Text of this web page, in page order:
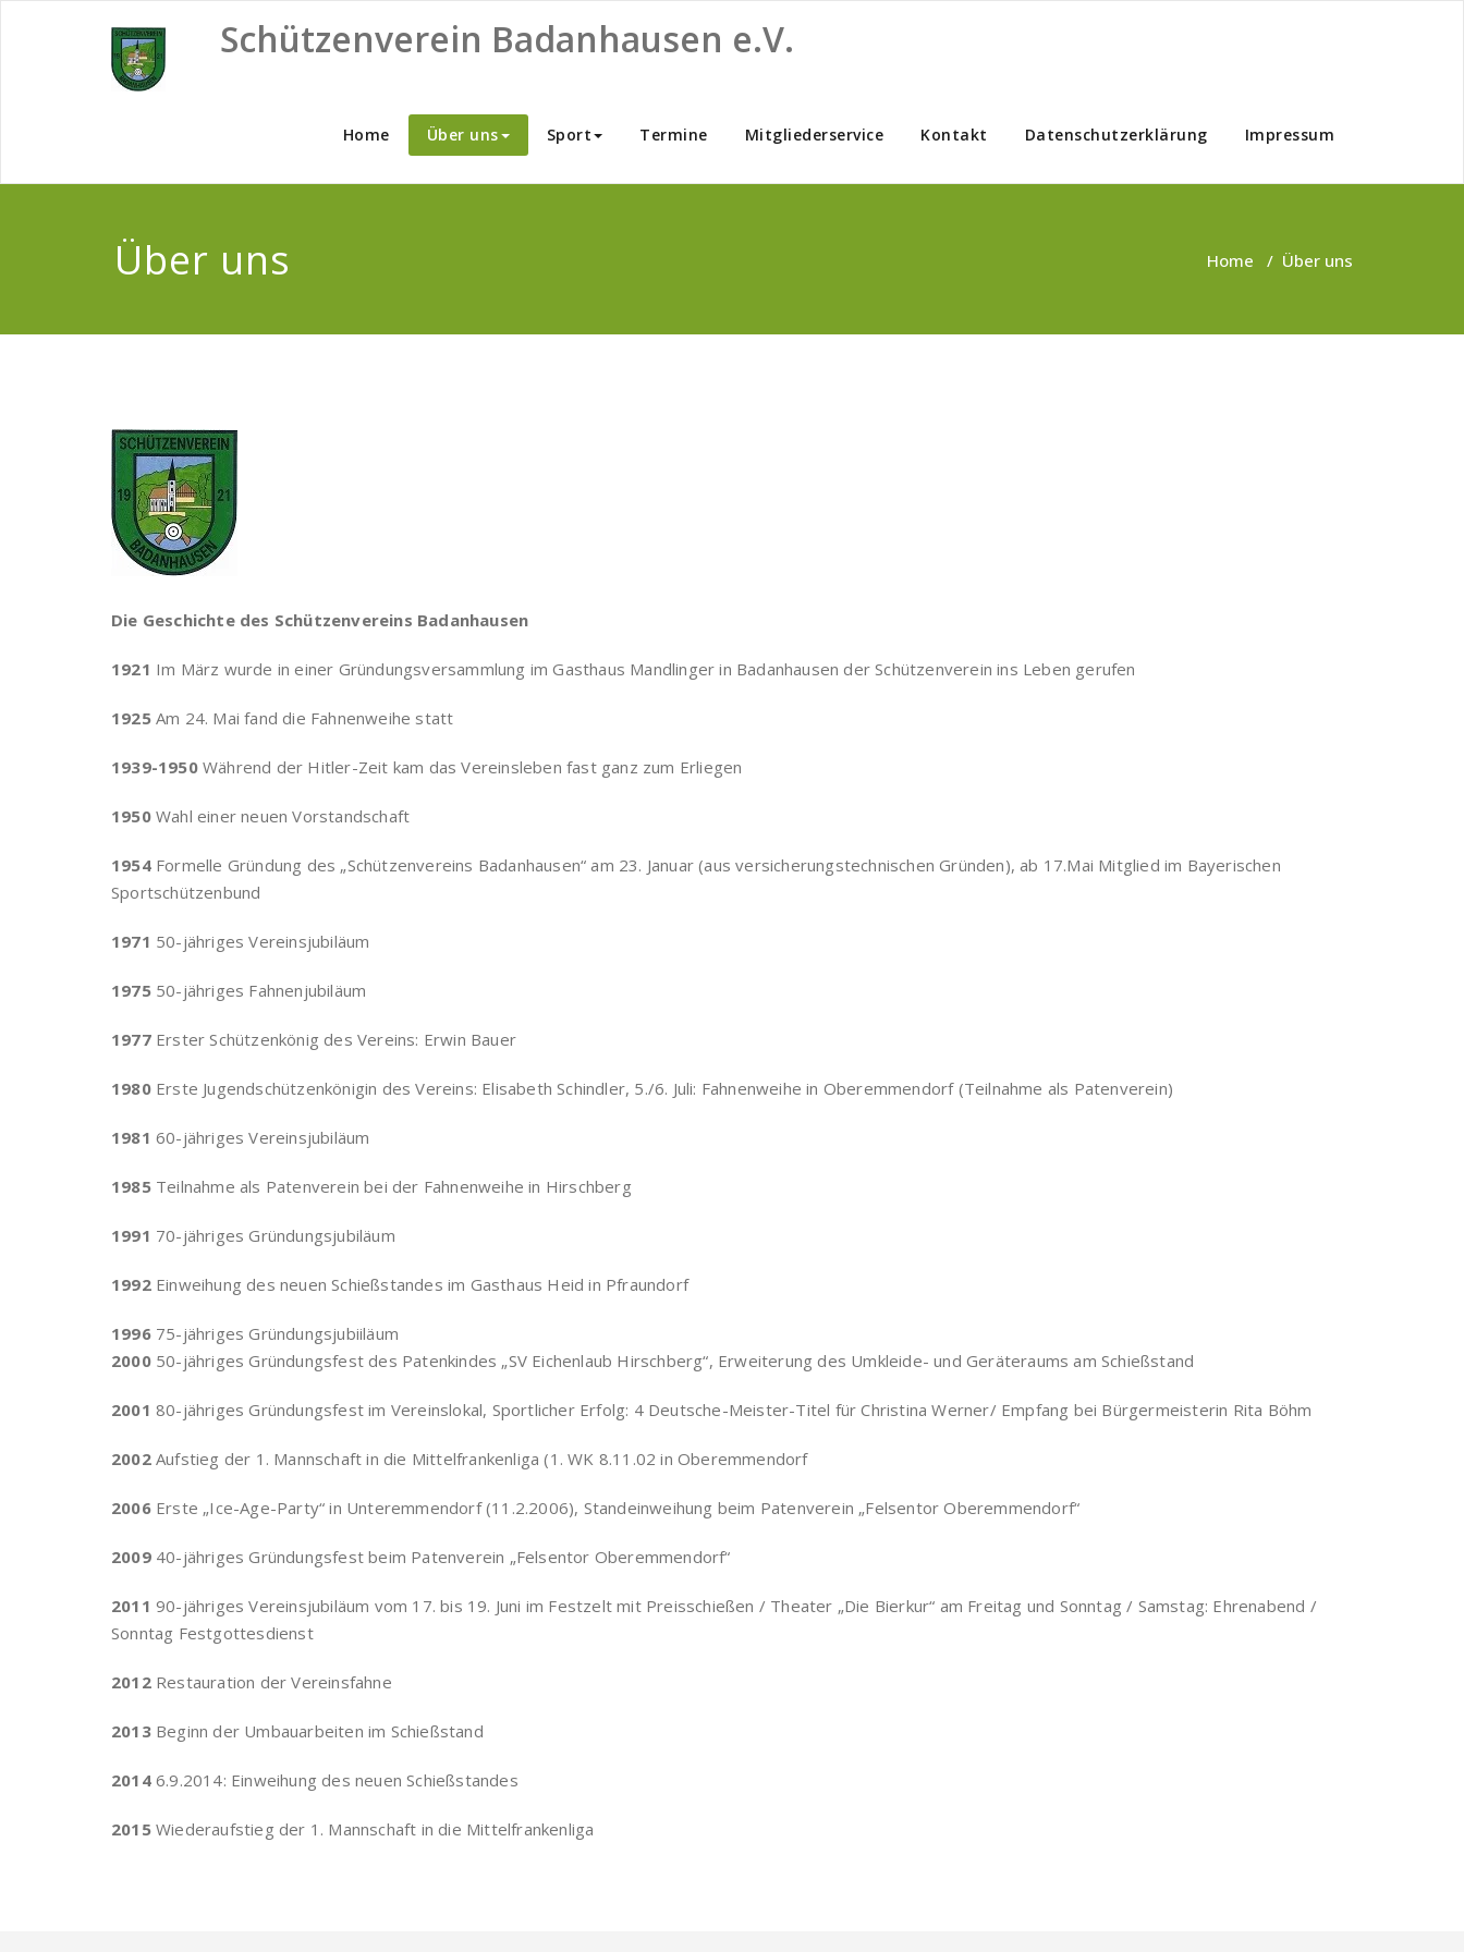
Schützenverein Badanhausen e.V.
Home Über uns Sport Termine Mitgliederservice Kontakt Datenschutzerklärung Impressum
Über uns Home / Über uns
Die Geschichte des Schützenvereins Badanhausen
1921 Im März wurde in einer Gründungsversammlung im Gasthaus Mandlinger in Badanhausen der Schützenverein ins Leben gerufen
1925Am 24. Mai fand die Fahnenweihe statt
1939-1950Während der Hitler-Zeit kam das Vereinsleben fast ganz zum Erliegen
1950Wahl einer neuen Vorstandschaft
1954Formelle Gründung des „Schützenvereins Badanhausen“ am 23. Januar (aus versicherungstechnischen Gründen), ab 17.Mai Mitglied im Bayerischen
Sportschützenbund
1971 50-jähriges Vereinsjubiläum
197550-jähriges Fahnenjubiläum
1977Erster Schützenkönig des Vereins: Erwin Bauer
1980Erste Jugendschützenkönigin des Vereins: Elisabeth Schindler, 5./6. Juli: Fahnenweihe in Oberemmendorf (Teilnahme als Patenverein)
1981 60-jähriges Vereinsjubiläum
1985Teilnahme als Patenverein bei der Fahnenweihe in Hirschberg
1991 70-jähriges Gründungsjubiläum
1992Einweihung des neuen Schießstandes im Gasthaus Heid in Pfraundorf
199675-jähriges Gründungsjubiiläum
200050-jähriges Gründungsfest des Patenkindes „SV Eichenlaub Hirschberg“, Erweiterung des Umkleide- und Geräteraums am Schießstand
2001 80-jähriges Gründungsfest im Vereinslokal, Sportlicher Erfolg: 4 Deutsche-Meister-Titel für Christina Werner/ Empfang bei Bürgermeisterin Rita Böhm
2002Aufstieg der 1. Mannschaft in die Mittelfrankenliga (1. WK 8.11.02 in Oberemmendorf
2006Erste „Ice-Age-Party“ in Unteremmendorf (11.2.2006), Standeinweihung beim Patenverein „Felsentor Oberemmendorf“
200940-jähriges Gründungsfest beim Patenverein „Felsentor Oberemmendorf“
2011 90-jähriges Vereinsjubiläum vom 17. bis 19. Juni im Festzelt mit Preisschießen / Theater „Die Bierkur“ am Freitag und Sonntag / Samstag: Ehrenabend /
Sonntag Festgottesdienst
2012Restauration der Vereinsfahne
2013Beginn der Umbauarbeiten im Schießstand
20146.9.2014: Einweihung des neuen Schießstandes
2015Wiederaufstieg der 1. Mannschaft in die Mittelfrankenliga